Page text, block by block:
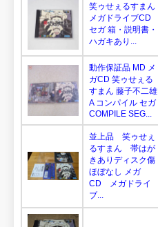
笑ゥせぇるすまん
メガドライブCD
セガ 箱・説明書・
ハガキあり...
動作保証品 MD メ
ガCD 笑ゥせぇる
すまん 藤子不二雄
A コンパイル セガ
COMPILE SEG...
並上品 笑ゥせぇ
るすまん 帯はが
きありディスク傷
ほぼなし メガ
CD メガドライ
ブ...